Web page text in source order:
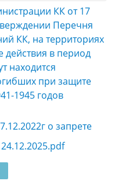
КК от 17
Перечня
КК, на территориях
действия в период
находится
при защите
1945 годов
о запрете